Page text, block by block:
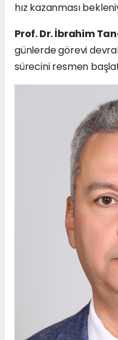
hız kazanması
Prof. Dr. İbrahim
günlerde görevi
sürecini resmen